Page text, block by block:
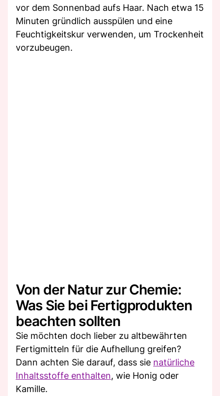
vor dem Sonnenbad aufs Haar. Nach etwa 15
Minuten gründlich ausspülen und eine
Feuchtigkeitskur verwenden, um Trockenheit
vorzubeugen.
Von der Natur zur Chemie:
Was Sie bei Fertigprodukten
beachten sollten
Sie möchten doch lieber zu altbewährten
Fertigmitteln für die Aufhellung greifen?
Dann achten Sie darauf, dass sie natürliche
Inhaltsstoffe enthalten, wie Honig oder
Kamille.